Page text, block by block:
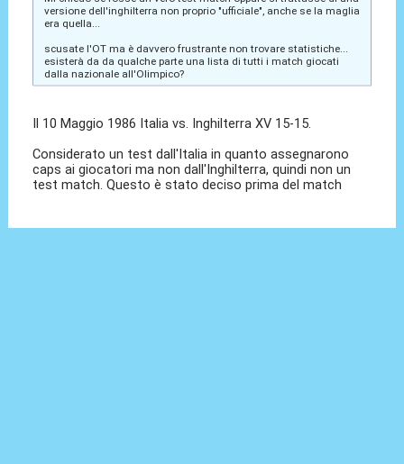
versione dell'inghilterra non proprio "ufficiale", anche se la maglia
era quella...
scusate l'OT ma è davvero frustrante non trovare statistiche...
esisterà da da qualche parte una lista di tutti i match giocati
dalla nazionale all'Olimpico?
Il 10 Maggio 1986 Italia vs. Inghilterra XV 15-15.
Considerato un test dall'Italia in quanto assegnarono
caps ai giocatori ma non dall'Inghilterra, quindi non un
test match. Questo è stato deciso prima del match